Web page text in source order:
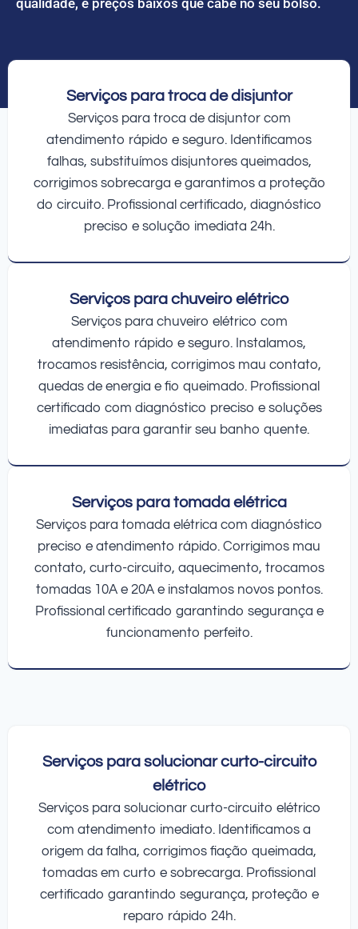
Serviços para troca de disjuntor
Serviços para troca de disjuntor com
atendimento rápido e seguro. Identificamos
falhas, substituímos disjuntores queimados,
corrigimos sobrecarga e garantimos a proteção
do circuito. Profissional certificado, diagnóstico
preciso e solução imediata 24h.
Serviços para chuveiro elétrico
Serviços para chuveiro elétrico com
atendimento rápido e seguro. Instalamos,
trocamos resistência, corrigimos mau contato,
quedas de energia e fio queimado. Profissional
certificado com diagnóstico preciso e soluções
imediatas para garantir seu banho quente.
Serviços para tomada elétrica
Serviços para tomada elétrica com diagnóstico
preciso e atendimento rápido. Corrigimos mau
contato, curto-circuito, aquecimento, trocamos
tomadas 10A e 20A e instalamos novos pontos.
Profissional certificado garantindo segurança e
funcionamento perfeito.
Serviços para solucionar curto-circuito
elétrico
Serviços para solucionar curto-circuito elétrico
com atendimento imediato. Identificamos a
origem da falha, corrigimos fiação queimada,
tomadas em curto e sobrecarga. Profissional
certificado garantindo segurança, proteção e
reparo rápido 24h.